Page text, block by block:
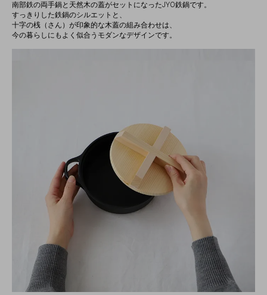
南部鉄の両手鍋と天然木の蓋がセットになったJYO鉄鍋です。
すっきりした鉄鍋のシルエットと、
十字の桟（さん）が印象的な木蓋の組み合わせは、
今の暮らしにもよく似合うモダンなデザインです。